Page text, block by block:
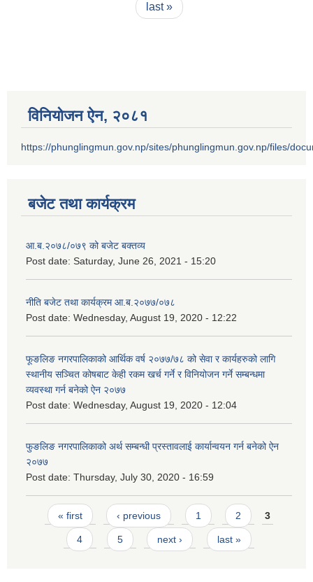
last »
विनियोजन ऐन‚ २०८१
https://phunglingmun.gov.np/sites/phunglingmun.gov.np/files/
बजेट तथा कार्यक्रम
आ.ब.२०७८/०७९ को बजेट बक्तव्य
Post date: Saturday, June 26, 2021 - 15:20
नीति बजेट तथा कार्यक्रम आ.ब.२०७७/०७८
Post date: Wednesday, August 19, 2020 - 12:22
फूङलिङ नगरपालिकाको आर्थिक वर्ष २०७७/७८ को सेवा र कार्यहरुको लागि
स्थानीय सञ्चित कोषबाट केही रकम खर्च गर्ने र विनियोजन गर्ने सम्बन्धमा
व्यवस्था गर्न बनेको ऐन २०७७
Post date: Wednesday, August 19, 2020 - 12:04
फुङलिङ नगरपालिकाको अर्थ सम्बन्धी प्रस्तावलाई कार्यान्वयन गर्न बनेको ऐन
२०७७
Post date: Thursday, July 30, 2020 - 16:59
Pages
« first ‹ previous 1 2 3
4 5 next › last »